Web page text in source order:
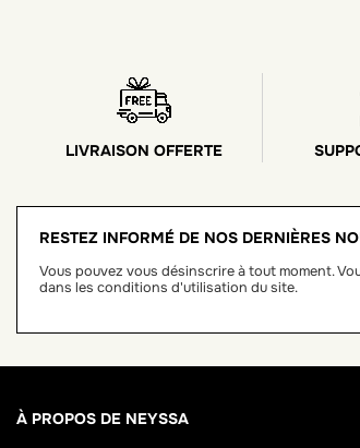
LIVRAISON OFFERTE
RESTEZ INFORMÉ DE NOS DERNIÈRES
Vous pouvez vous désinscrire à tout moment.
dans les conditions d'utilisation du site.
À PROPOS DE NEYSSA